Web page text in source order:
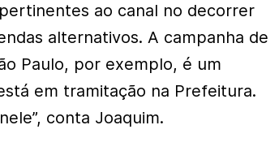
ao canal no decorrer
alternativos. A campanha de
Paulo, por exemplo, é um
em tramitação na Prefeitura.
conta Joaquim.